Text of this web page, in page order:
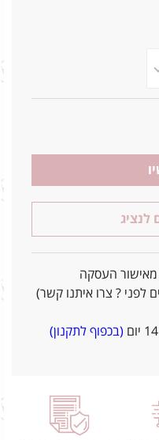
לנציג
(בכפוף לתקנון)